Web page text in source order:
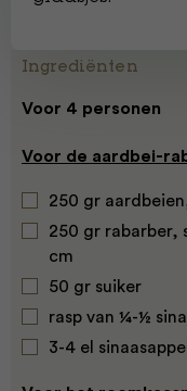
Ingrediënten
Voor 4 personen
Voor de aardbei-
250 gr
250 gr rabarber,
cm
50 gr suiker
rasp van ¼-½
3-4 el